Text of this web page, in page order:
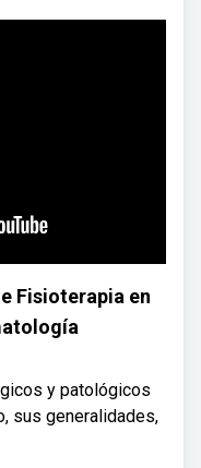
Fisioterapia en
y patológicos
sus generalidades,